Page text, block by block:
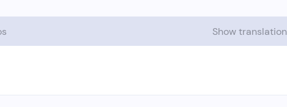
Show translation